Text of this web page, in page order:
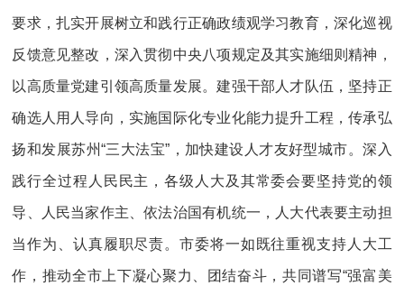
要求，扎实开展树立和践行正确政绩观学习教育，深化巡视
反馈意见整改，深入贯彻中央八项规定及其实施细则精神，
以高质量党建引领高质量发展。建强干部人才队伍，坚持正
确选人用人导向，实施国际化专业化能力提升工程，传承弘
扬和发展苏州“三大法宝”，加快建设人才友好型城市。深入
践行全过程人民民主，各级人大及其常委会要坚持党的领
导、人民当家作主、依法治国有机统一，人大代表要主动担
当作为、认真履职尽责。市委将一如既往重视支持人大工
作，推动全市上下凝心聚力、团结奋斗，共同谱写“强富美